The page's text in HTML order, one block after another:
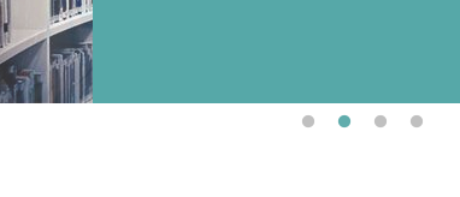
finansowany przez Narodową